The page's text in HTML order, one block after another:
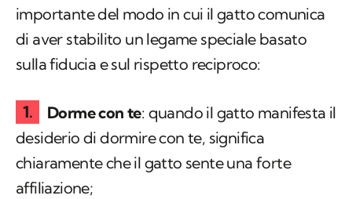
importante del modo in cui il gatto comunica
di aver stabilito un legame speciale basato
sulla fiducia e sul rispetto reciproco:
Dorme con te: quando il gatto manifesta il
desiderio di dormire con te, significa
chiaramente che il gatto sente una forte
affiliazione;